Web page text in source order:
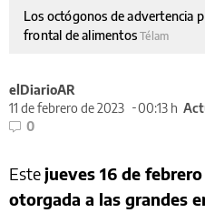
Los octógonos de advertencia
frontal de alimentosTélam
elDiarioAR
11 de febrero de 2023
00:13 h
0
Estejueves 16 de
otorgada a las grandes